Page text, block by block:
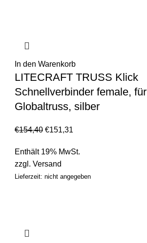
In den Warenkorb
LITECRAFT TRUSS Klick
Schnellverbinder female, für
Globaltruss, silber
€154,40 €151,31
Enthält 19% MwSt.
zzgl. Versand
Lieferzeit: nicht angegeben